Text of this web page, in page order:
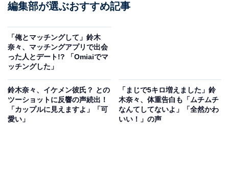
編集部が選ぶおすすめ記事
「俺とマッチングして」鈴木
奈々、マッチングアプリで出会
った人とデート!? 「Omiaiでマ
ッチングした」
鈴木奈々、イケメン彼氏？ との
ツーショットに反響の声続出！
「カップルに見えますよ」「可
愛い」
「まじで5キロ増えました」鈴
木奈々、体重告白も「ムチムチ
なんてしてないよ」「全然かわ
いい！」の声